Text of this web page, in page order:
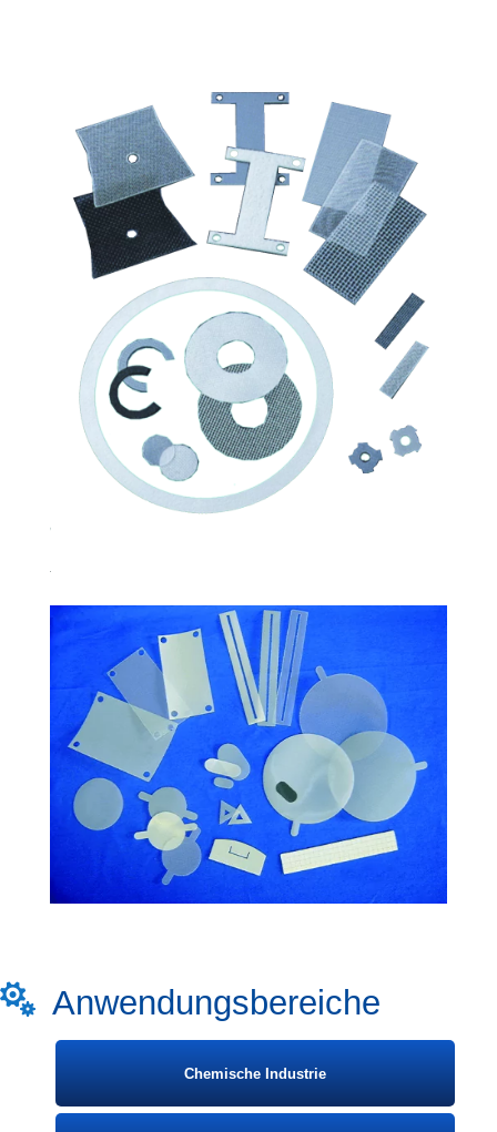
 Anwendungsbereiche
Chemische Industrie